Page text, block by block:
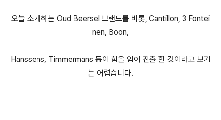
오늘 소개하는 Oud Beersel 브랜드를 비롯, Cantillon, 3 Fontei
nen, Boon,
Hanssens, Timmermans 등이 힘을 입어 진출 할 것이라고 보기
는 어렵습니다.